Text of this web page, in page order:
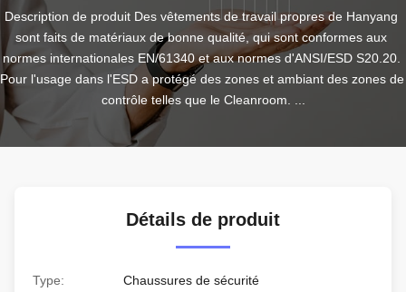
Description de produit Des vêtements de travail propres de Hanyang
sont faits de matériaux de bonne qualité, qui sont conformes aux
normes internationales EN/61340 et aux normes d'ANSI/ESD S20.20.
Pour l'usage dans l'ESD a protégé des zones et ambiant des zones de
contrôle telles que le Cleanroom. ...
Détails de produit
Type:
Chaussures de sécurité